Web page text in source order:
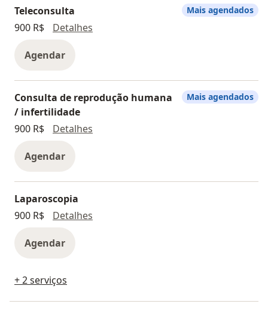
Teleconsulta
900 R$
Detalhes
Agendar
Mais agendados
Consulta de reprodução humana
/ infertilidade
900 R$
Detalhes
Agendar
Mais agendados
Laparoscopia
900 R$
Detalhes
Agendar
+ 2 serviços